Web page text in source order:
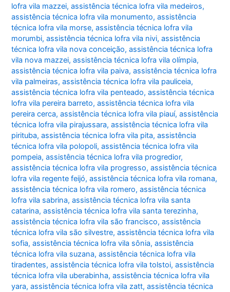
lofra vila mazzei,assistência técnica lofra vila medeiros,
assistência técnica lofra vila monumento,assistência
técnica lofra vila morse,assistência técnica lofra vila
morumbi,assistência técnica lofra vila nivi,assistência
técnica lofra vila nova conceição,assistência técnica lofra
vila nova mazzei,assistência técnica lofra vila olímpia,
assistência técnica lofra vila paiva,assistência técnica lofra
vila palmeiras,assistência técnica lofra vila pauliceia,
assistência técnica lofra vila penteado,assistência técnica
lofra vila pereira barreto,assistência técnica lofra vila
pereira cerca,assistência técnica lofra vila piauí,assistência
técnica lofra vila pirajussara,assistência técnica lofra vila
pirituba,assistência técnica lofra vila pita,assistência
técnica lofra vila polopoli,assistência técnica lofra vila
pompeia,assistência técnica lofra vila progredior,
assistência técnica lofra vila progresso,assistência técnica
lofra vila regente feijó,assistência técnica lofra vila romana,
assistência técnica lofra vila romero,assistência técnica
lofra vila sabrina,assistência técnica lofra vila santa
catarina,assistência técnica lofra vila santa terezinha,
assistência técnica lofra vila são francisco,assistência
técnica lofra vila são silvestre,assistência técnica lofra vila
sofia,assistência técnica lofra vila sônia,assistência
técnica lofra vila suzana,assistência técnica lofra vila
tiradentes,assistência técnica lofra vila tolstoi,assistência
técnica lofra vila uberabinha,assistência técnica lofra vila
yara,assistência técnica lofra vila zatt,assistência técnica